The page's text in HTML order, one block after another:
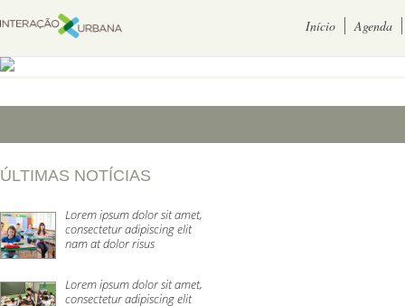
Início Agenda
ÚLTIMAS NOTÍCIAS
Lorem ipsum dolor sit amet,
consectetur adipiscing elit
nam at dolor risus
Lorem ipsum dolor sit amet,
consectetur adipiscing elit